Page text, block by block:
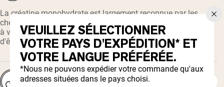
La créatine monohydrate est largement reconnue par les
chercheurs comme étant sûre et efficace.
à vos muscles une énergie supplémentaire qui vous permet
d'être plus performant à la salle de sport.².
Améliorer la force et les performances
VEUILLEZ SÉLECTIONNER
VOTRE PAYS D'EXPÉDITION* ET
VOTRE LANGUE PRÉFÉRÉE.
*Nous ne pouvons expédier votre commande qu'aux
adresses situées dans le pays choisi.